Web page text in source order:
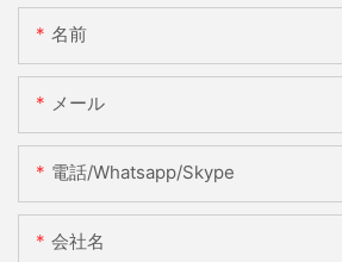
名前
メール
電話/whatsapp/skype
会社名